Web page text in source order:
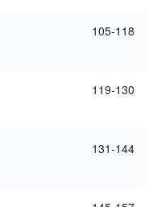
105-118
119-130
131-144